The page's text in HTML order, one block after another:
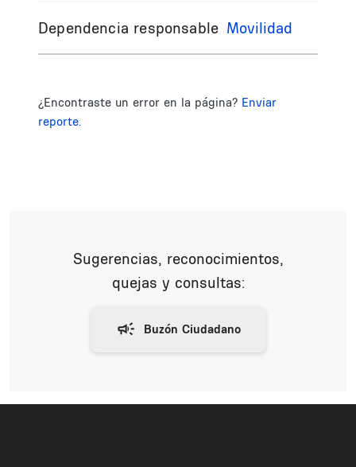
Dependencia responsable Movilidad
¿Encontraste un error en la página? Enviar
reporte.
Sugerencias, reconocimientos,
quejas y consultas: